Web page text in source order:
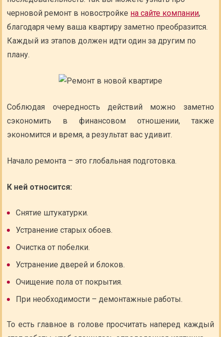
черновой ремонт в новостройке на сайте компании,
благодаря чему ваша квартиру заметно преобразится.
Каждый из этапов должен идти один за другим по
плану.
Соблюдая очередность действий можно заметно
сэкономить в финансовом отношении, также
экономится и время, а результат вас удивит.
Начало ремонта – это глобальная подготовка.
К ней относится:
Снятие штукатурки.
Устранение старых обоев.
Очистка от побелки.
Устранение дверей и блоков.
Очищение пола от покрытия.
При необходимости – демонтажные работы.
То есть главное в голове просчитать наперед каждый